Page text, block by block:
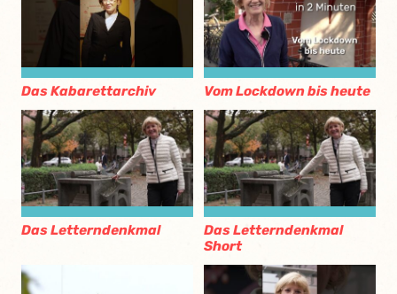
Das Kabarettarchiv Vom Lockdown bis heute
Das Letterndenkmal
Das Letterndenkmal
Short